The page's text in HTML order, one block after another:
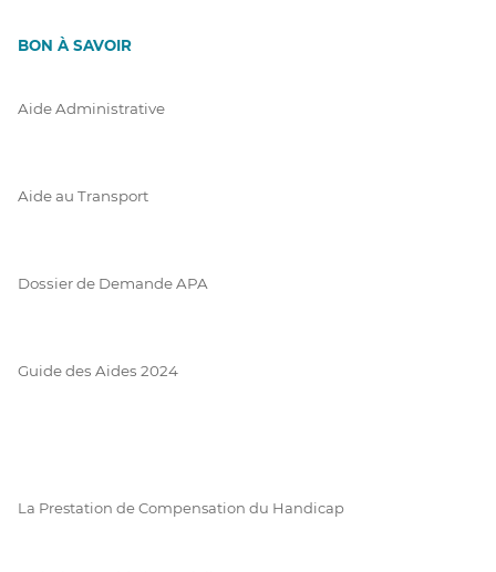
BON À SAVOIR
Aide Administrative
Aide au Transport
Dossier de Demande APA
Guide des Aides 2024
La Prestation de Compensation du Handicap